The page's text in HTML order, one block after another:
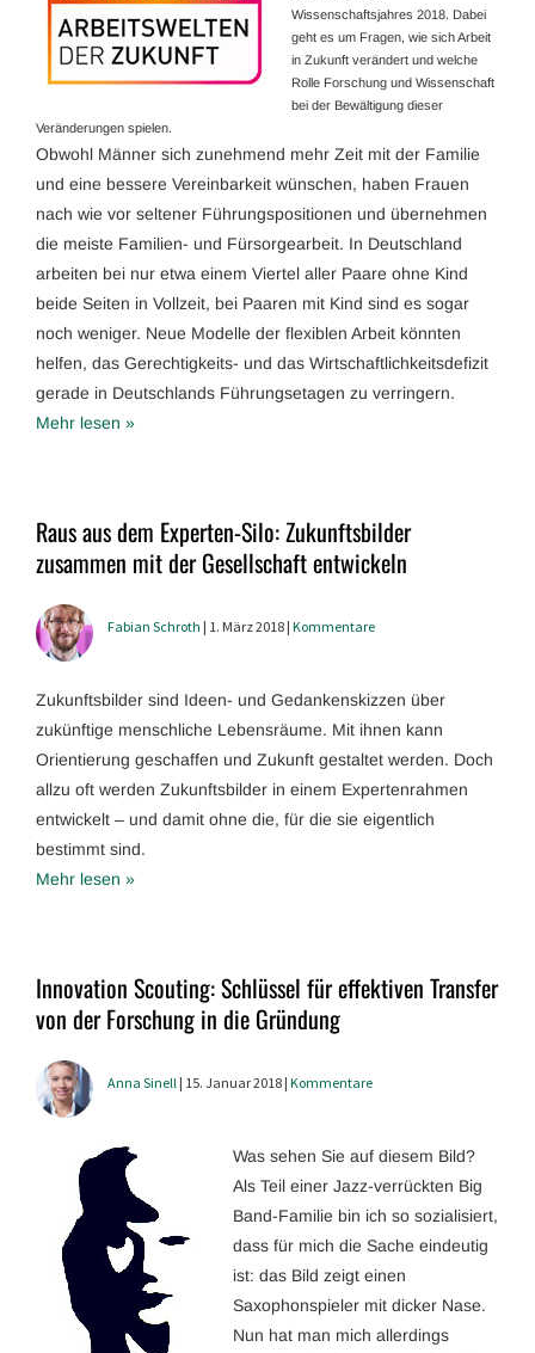
Wissenschaftsjahres 2018. Dabei
geht es um Fragen, wie sich Arbeit
in Zukunft verändert und welche
Rolle Forschung und Wissenschaft
bei der Bewältigung dieser
Veränderungen spielen.
Obwohl Männer sich zunehmend mehr Zeit mit der Familie
und eine bessere Vereinbarkeit wünschen, haben Frauen
nach wie vor seltener Führungspositionen und übernehmen
die meiste Familien- und Fürsorgearbeit. In Deutschland
arbeiten bei nur etwa einem Viertel aller Paare ohne Kind
beide Seiten in Vollzeit, bei Paaren mit Kind sind es sogar
noch weniger. Neue Modelle der flexiblen Arbeit könnten
helfen, das Gerechtigkeits- und das Wirtschaftlichkeitsdefizit
gerade in Deutschlands Führungsetagen zu verringern.
Mehr lesen »
Raus aus dem Experten-Silo: Zukunftsbilder
zusammen mit der Gesellschaft entwickeln
Fabian Schroth | 1. März 2018 | Kommentare
Zukunftsbilder sind Ideen- und Gedankenskizzen über
zukünftige menschliche Lebensräume. Mit ihnen kann
Orientierung geschaffen und Zukunft gestaltet werden. Doch
allzu oft werden Zukunftsbilder in einem Expertenrahmen
entwickelt – und damit ohne die, für die sie eigentlich
bestimmt sind.
Mehr lesen »
Innovation Scouting: Schlüssel für effektiven Transfer
von der Forschung in die Gründung
Anna Sinell | 15. Januar 2018 | Kommentare
Was sehen Sie auf diesem Bild?
Als Teil einer Jazz-verrückten Big
Band-Familie bin ich so sozialisiert,
dass für mich die Sache eindeutig
ist: das Bild zeigt einen
Saxophonspieler mit dicker Nase.
Nun hat man mich allerdings